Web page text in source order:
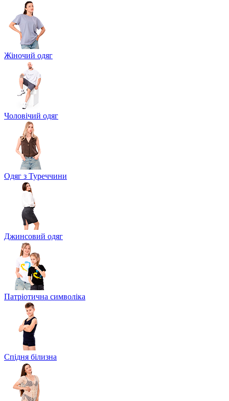
Жіночий одяг
Чоловічий одяг
Одяг з Туреччини
Джинсовий одяг
Патріотична символіка
Спідня білизна